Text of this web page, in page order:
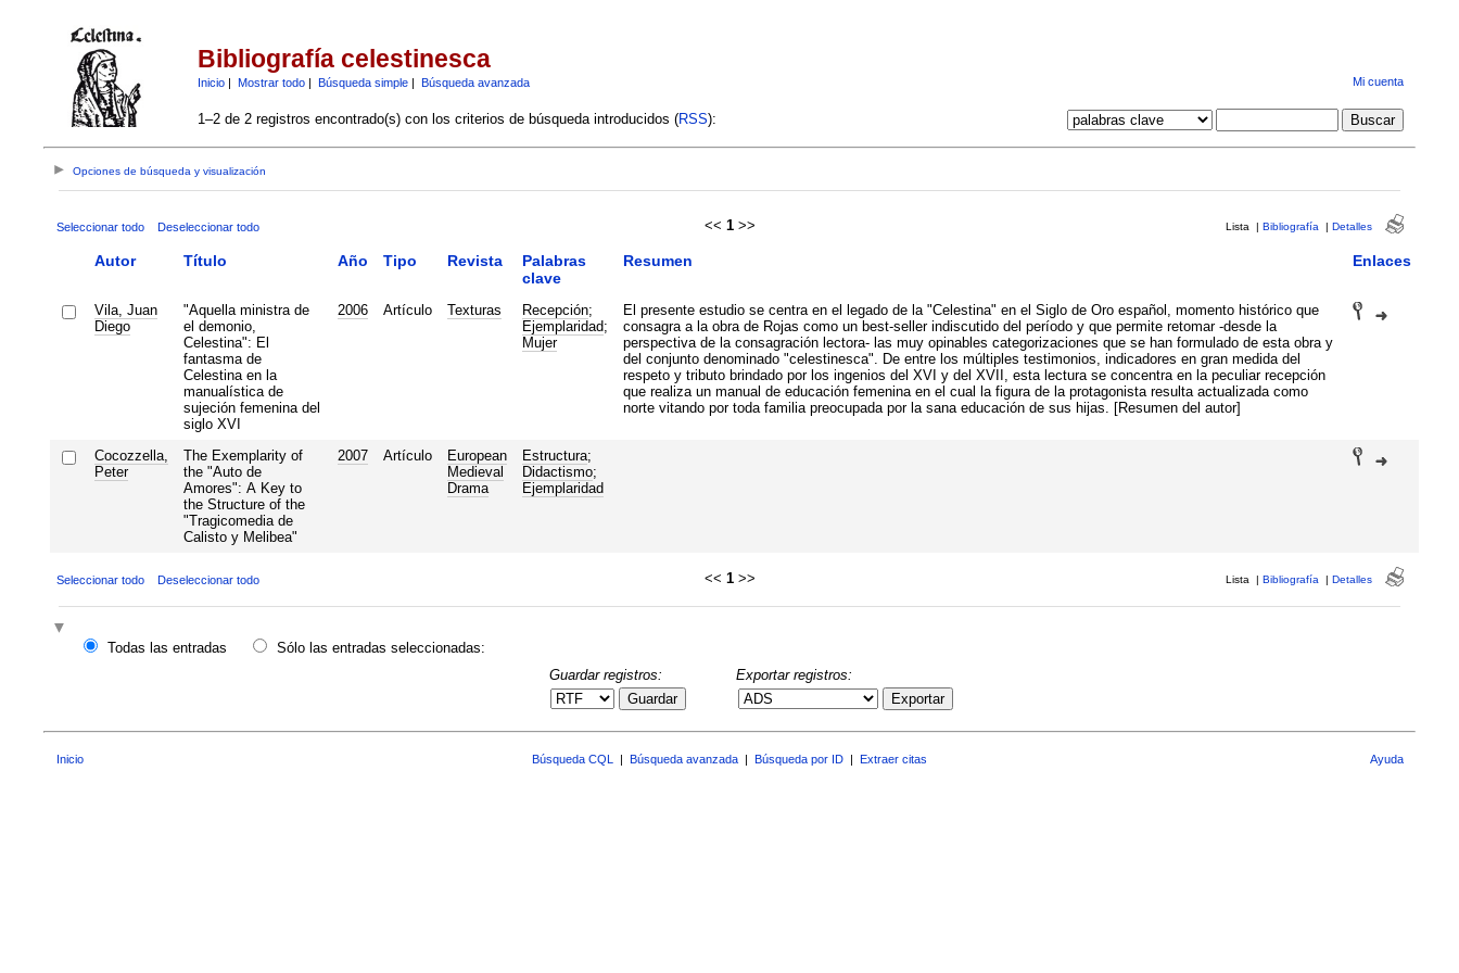
Bibliografía celestinesca
Inicio| Mostrar todo| Búsqueda simple| Búsqueda avanzada Mi cuenta
1–2 de 2 registros encontrado(s) con los criterios de búsqueda introducidos (RSS):
Opciones de búsqueda y visualización
Seleccionar todo Deseleccionar todo << 1 >> Lista | Bibliografía | Detalles
Autor Título Año Tipo Revista
Palabras
clave
Resumen Enlaces
Vila, Juan
Diego
"Aquella ministra de
el demonio,
Celestina": El
fantasma de
Celestina en la
manualística de
sujeción femenina del
siglo XVI
2006 Artículo Texturas Recepción;
Ejemplaridad;
Mujer
El presente estudio se centra en el legado de la "Celestina" en el Siglo de Oro español, momento histórico que
consagra a la obra de Rojas como un best-seller indiscutido del período y que permite retomar -desde la
perspectiva de la consagración lectora- las muy opinables categorizaciones que se han formulado de esta obra y
del conjunto denominado "celestinesca". De entre los múltiples testimonios, indicadores en gran medida del
respeto y tributo brindado por los ingenios del XVI y del XVII, esta lectura se concentra en la peculiar recepción
que realiza un manual de educación femenina en el cual la figura de la protagonista resulta actualizada como
norte vitando por toda familia preocupada por la sana educación de sus hijas. [Resumen del autor]
Cocozzella,
Peter
The Exemplarity of
the "Auto de
Amores": A Key to
the Structure of the
"Tragicomedia de
Calisto y Melibea"
2007 Artículo
European
Medieval
Drama
Estructura;
Didactismo;
Ejemplaridad
Seleccionar todo Deseleccionar todo << 1 >> Lista | Bibliografía | Detalles
Todas las entradas
Sólo las entradas seleccionadas:
Guardar registros:
Guardar
Exportar registros:
Exportar
Inicio Búsqueda CQL Búsqueda avanzada Búsqueda por ID Extraer citas Ayuda